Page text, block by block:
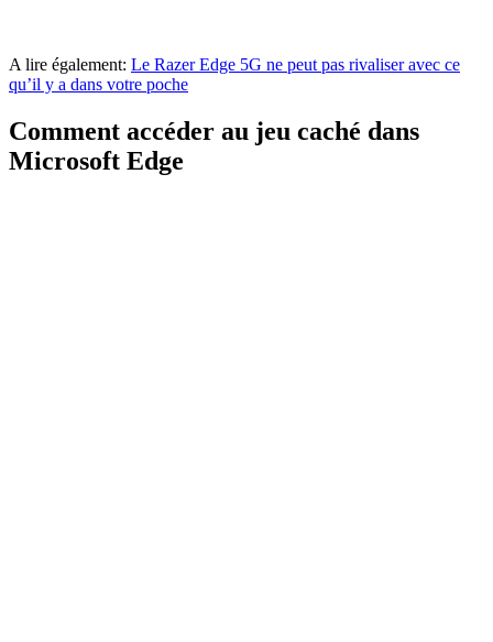
A lire également: Le Razer Edge 5G ne peut pas rivaliser avec ce
qu’il y a dans votre poche
Comment accéder au jeu caché dans
Microsoft Edge